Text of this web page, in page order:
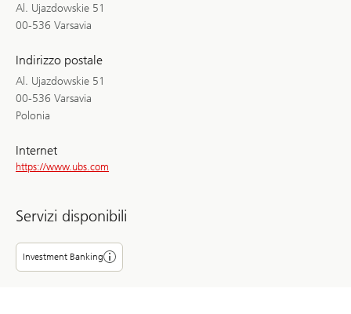
Al. Ujazdowskie 51
00-536 Varsavia
Indirizzo postale
Al. Ujazdowskie 51
00-536 Varsavia
Polonia
Internet
https://www.ubs.com
Servizi disponibili
Investment Banking